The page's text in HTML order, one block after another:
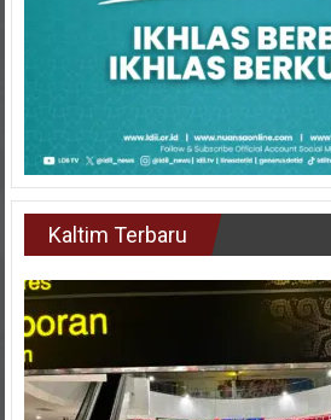
Kaltim Terbaru